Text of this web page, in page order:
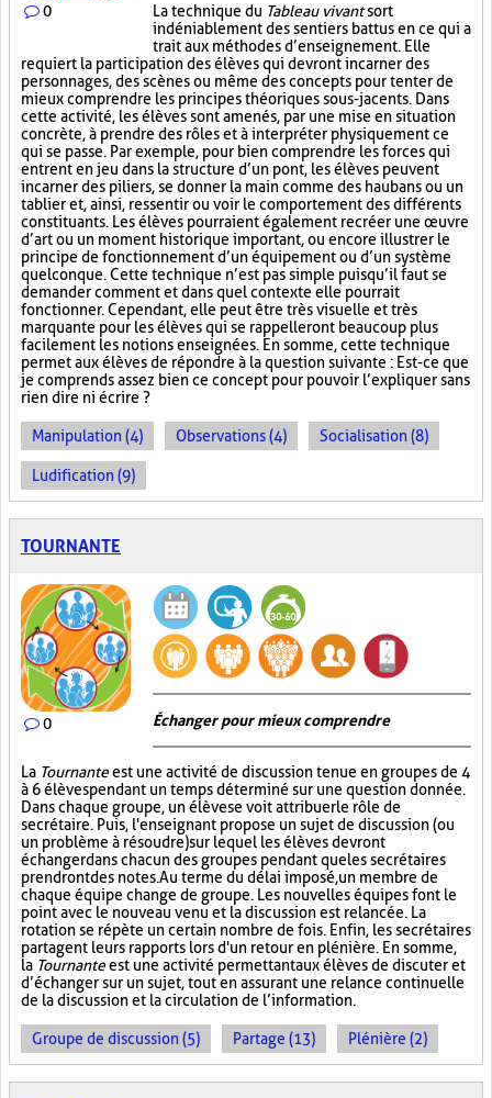
0 La technique du Tableau vivantsort
indéniablement des sentiers battus en ce qui a
trait aux méthodes d’enseignement. Elle
requiert la participation des élèves qui devront incarner des
personnages, des scènes ou même des concepts pour tenter de
mieux comprendre les principes théoriques sous-jacents. Dans
cette activité, les élèves sont amenés, par une mise en situation
concrète, à prendre des rôles et à interpréter physiquement ce
qui se passe. Par exemple, pour bien comprendre les forces qui
entrent en jeu dans la structure d’un pont, les élèves peuvent
incarner des piliers, se donner la main comme des haubans ou un
tablier et, ainsi, ressentir ou voir le comportement des différents
constituants. Les élèves pourraient également recréer une œuvre
d’art ou un moment historique important, ou encore illustrer le
principe de fonctionnement d’un équipement ou d’un système
quelconque. Cette technique n’est pas simple puisqu’il faut se
demander comment et dans quel contexte elle pourrait
fonctionner. Cependant, elle peut être très visuelle et très
marquante pour les élèves qui se rappelleront beaucoup plus
facilement les notions enseignées. En somme, cette technique
permet aux élèves de répondre à la question suivante : Est-ce que
je comprends assez bien ce concept pour pouvoir l’expliquer sans
rien dire ni écrire ?
Manipulation (4) Observations (4) Socialisation (8)
Ludification (9)
TOURNANTE
0 Échanger pour mieux comprendre
La Tournanteest une activité de discussion tenue en groupes de 4
à 6 élèves pendant un temps déterminé sur une question donnée.
Dans chaque groupe, un élève se voit attribuer le rôle de
secrétaire. Puis, l'enseignant propose un sujet de discussion (ou
un problème à résoudre) sur lequel les élèves devront
échanger dans chacun des groupes pendant que les secrétaires
prendront des notes. Au terme du délai imposé, un membre de
chaque équipe change de groupe. Les nouvelles équipes font le
point avec le nouveau venu et la discussion est relancée. La
rotation se répète un certain nombre de fois. Enfin, les secrétaires
partagent leurs rapports lors d'un retour en plénière. En somme,
la Tournanteest une activité permettant aux élèves de discuter et
d’échanger sur un sujet, tout en assurant une relance continuelle
de la discussion et la circulation de l’information.
Groupe de discussion (5) Partage (13) Plénière (2)